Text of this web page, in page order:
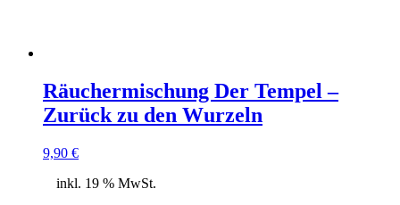
Räuchermischung Der Tempel –
Zurück zu den Wurzeln
9,90 €
inkl. 19 % MwSt.